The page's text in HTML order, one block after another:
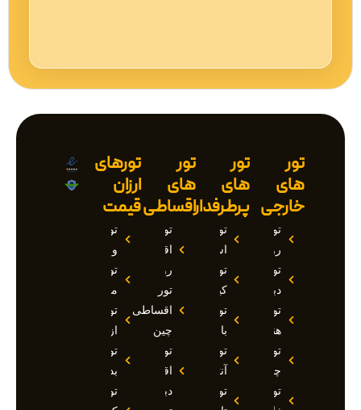
تور
های
خارجی
تور
روسیه
تور
دبی
تور
هند
تور
چین
تور
تور
های
پرطرفدار
تور
استانبول
تور
کیش
تور
بالی
تور
آنتالیا
تور
تور
های
اقساطی
تور
اقساطی
روسیه
تور
اقساطی
چین
تور
اقساطی
دبی
تورهای
ارزان
قیمت
تور
وان
تور
مارماریس
تور
ازمیر
تور
بدروم
تور